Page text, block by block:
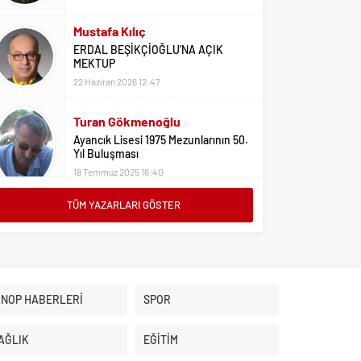
Mustafa Kılıç
ERDAL BEŞİKÇİOĞLU’NA AÇIK
MEKTUP
22 Haziran 2026 12:47
Turan Gökmenoğlu
Ayancık Lisesi 1975 Mezunlarının 50.
Yıl Buluşması
18 Temmuz 2025 16:40
Adil Yıldız
Ali Oral
2 Ağustos 2023 16:03
TÜM YAZARLARI GÖSTER
HABERLERİ SPOR
EĞİTİM